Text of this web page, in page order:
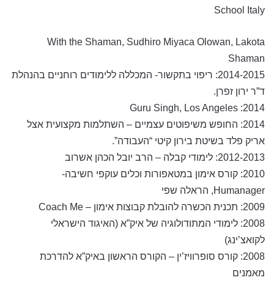
School Italy
With the Shaman, Sudhiro Miyaca Olowan, Lakota
Shaman
2014-2015: ריפוי בתקשור- המכללה ללימודים רוחניים בהנהלת
ד”ר ירון זפרן.
2014: Guru Singh, Los Angeles
2014: החופש משיפוטים עצמיים – השתלמות מקצועית אצל
אריק פלד בשיטת בירון קיטי “העבודה”.
2012-2013: לימודי קבלה – הרב יובל הכהן אשרוב
2010: קורס אימון במטאפורות וכלים עוקפי חשיבה-
Humanager, הראלה שפי
2009: תכנית הכשרה להובלת קבוצות אימון – Coach Me
2008: לימודי המתודולוגיה של איק”א (האיגוד הישראלי
לקואצ’ינג)
2008: קורס סופרוויז’ין – הקורס הראשון באיק”א להדרכת
מאמנים